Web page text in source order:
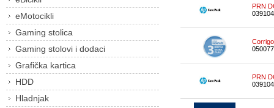
eMotocikli
Gaming stolica
Gaming stolovi i dodaci
Grafička kartica
HDD
Hladnjak
PRN
PRN